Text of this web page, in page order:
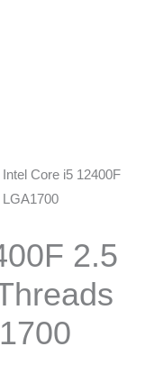
Intel Core i5 12400F
2.5